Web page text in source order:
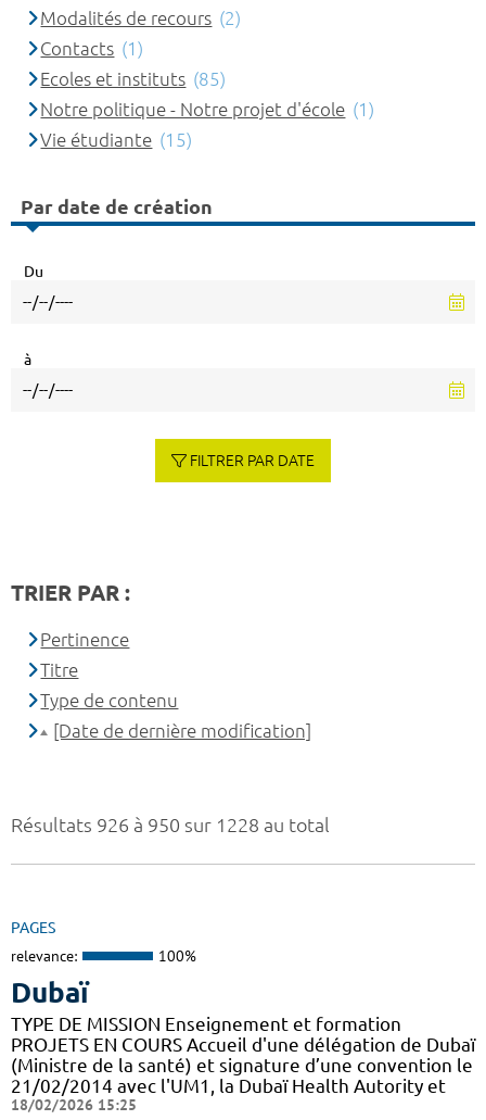
Résultats 926 à 950 sur 1228 au total
PAGES
relevance: 100%
Dubaï
TYPE DE MISSION Enseignement et formation
PROJETS EN COURS Accueil d'une délégation de Dubaï
(Ministre de la santé) et signature d’une convention le
21/02/2014 avec l'UM1, la Dubaï Health Autority et
18/02/2026 15:25
Modalités de recours (2)
Contacts (1)
Ecoles et instituts (85)
Notre politique - Notre projet d'école (1)
Vie étudiante (15)
Par date de création
Du
à
FILTRER PAR DATE
TRIER PAR :
Pertinence
Titre
Type de contenu
[Date de dernière modification]